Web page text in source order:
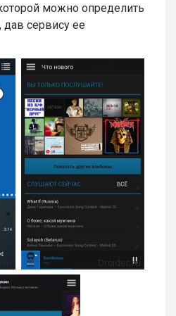
можно определить
дав сервису ее